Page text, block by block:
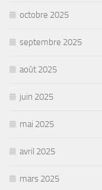
octobre 2025
septembre 2025
août 2025
juin 2025
mai 2025
avril 2025
mars 2025